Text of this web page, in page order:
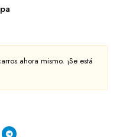
ahora mismo. ¡Se está